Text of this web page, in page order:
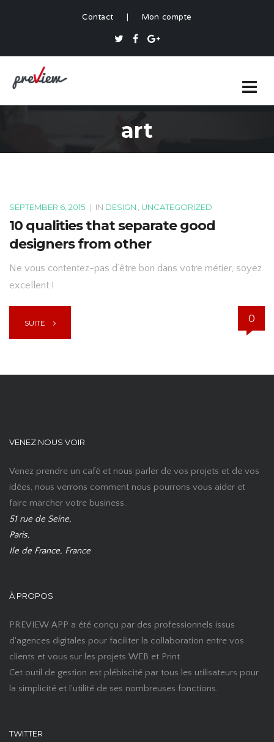
Contact | Mon compte
art
SEPTEMBER 6, 2015 | IN DESIGN UNCATEGORIZED
10 qualities that separate good
designers from other
Ne vous contentez-pas d’être bon dans votre métier, soyez
excellent !
SUITE 0
VENEZ NOUS VOIR
Venez prendre un café et nous parler de vos projets et de vos
idées, nous verrons comment nous pourrons vous aider et
faire marcher votre business.
51 rue de Seine,
Paris,
Ile de France, France
À PROPOS
PREVIEW APP a été conçu par des professionnels issus
d'agences digitales pour faciliter la collaboration entre vos
clients et vous sur les projets WEB et Print.
Cet outil de gestion est plébiscité par tous les utilisateurs pour
la simplicité et l’utilité de ses nombreuses fonctions.
TWITTER